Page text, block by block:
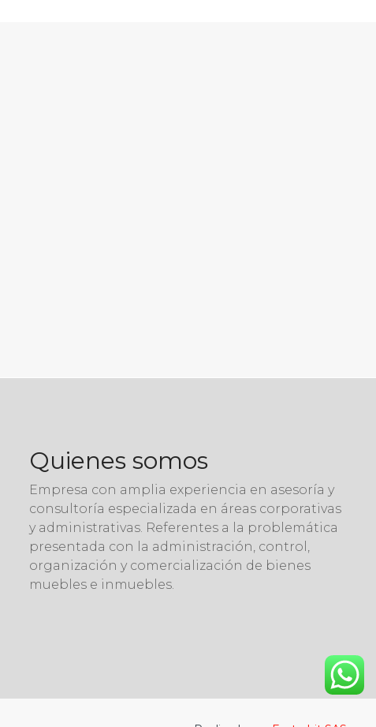
Quienes somos
Empresa con amplia experiencia en asesoría y
consultoría especializada en áreas corporativas
y administrativas. Referentes a la problemática
presentada con la administración, control,
organización y comercialización de bienes
muebles e inmuebles.